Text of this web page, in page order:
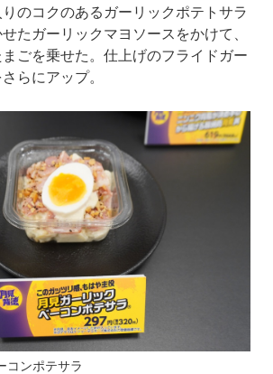
のコクのあるガーリックポテトサラ
たガーリックマヨソースをかけて、
ごを乗せた。仕上げのフライドガー
らにアップ。
コンポテサラ